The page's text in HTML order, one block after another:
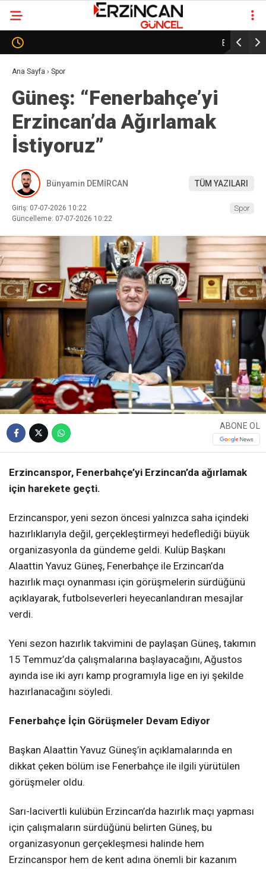
Erzincanspor’da Tarihi Karar: Kulüp Oy Birliğiyle AŞ
Modeline Geçti
Ana Sayfa › Spor
Güneş: “Fenerbahçe’yi
Erzincan’da Ağırlamak
İstiyoruz”
Bünyamin DEMİRCAN TÜM YAZILARI
Giriş: 07-07-2026 10:22
Güncelleme: 07-07-2026 10:22
Spor
ABONE OL
Erzincanspor, Fenerbahçe’yi Erzincan’da ağırlamak
için harekete geçti.
Erzincanspor, yeni sezon öncesi yalnızca saha içindeki
hazırlıklarıyla değil, gerçekleştirmeyi hedeflediği büyük
organizasyonla da gündeme geldi. Kulüp Başkanı
Alaattin Yavuz Güneş, Fenerbahçe ile Erzincan’da
hazırlık maçı oynanması için görüşmelerin sürdüğünü
açıklayarak, futbolseverleri heyecanlandıran mesajlar
verdi.
Yeni sezon hazırlık takvimini de paylaşan Güneş, takımın
15 Temmuz’da çalışmalarına başlayacağını, Ağustos
ayında ise iki ayrı kamp programıyla lige en iyi şekilde
hazırlanacağını söyledi.
Fenerbahçe İçin Görüşmeler Devam Ediyor
Başkan Alaattin Yavuz Güneş’in açıklamalarında en
dikkat çeken bölüm ise Fenerbahçe ile ilgili yürütülen
görüşmeler oldu.
Sarı-lacivertli kulübün Erzincan’da hazırlık maçı yapması
için çalışmaların sürdüğünü belirten Güneş, bu
organizasyonun gerçekleşmesi halinde hem
Erzincanspor hem de kent adına önemli bir kazanım